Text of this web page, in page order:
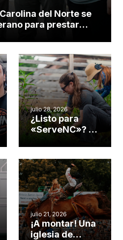
del Norte se
para prestar
julio 28, 2026
¿Listo para
«ServeNC»? 4
obra de Dios
durante la
Semana
ServeNC
julio 21, 2026
¡A montar! Una
iglesia de